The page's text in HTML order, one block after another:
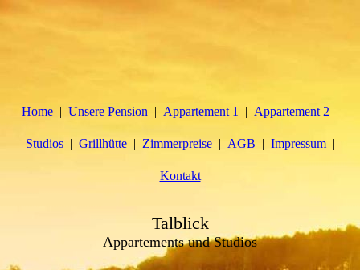
Home Unsere Pension Appartement 1 Appartement 2
Studios Grillhütte Zimmerpreise AGB Impressum
Kontakt
Talblick
Appartements und Studios